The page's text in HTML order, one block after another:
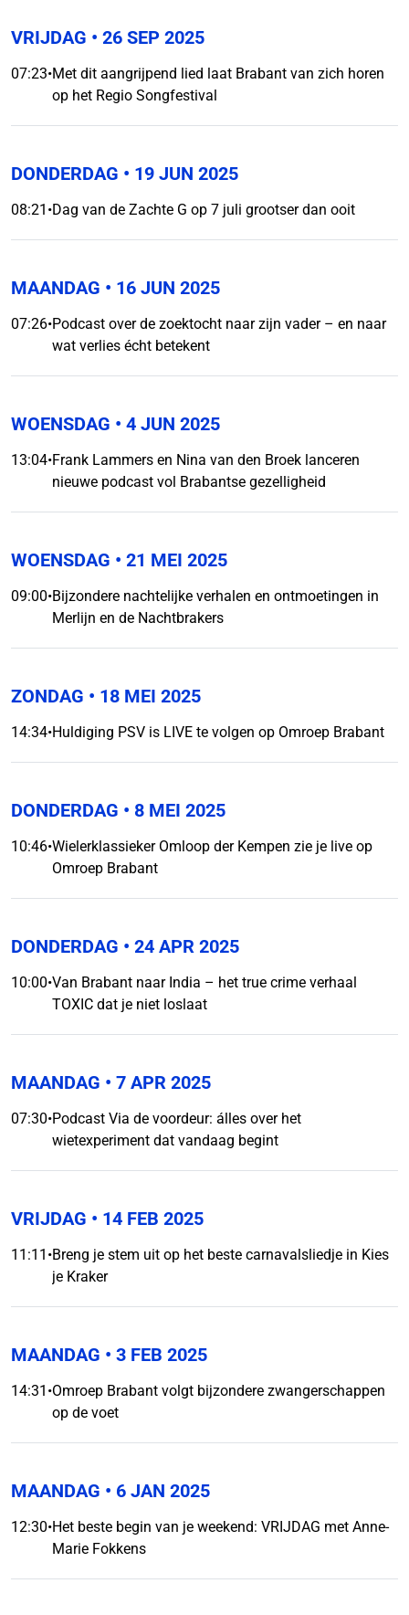
VRIJDAG • 26 SEP 2025
07:23•Met dit aangrijpend lied laat Brabant van zich horen
op het Regio Songfestival
DONDERDAG • 19 JUN 2025
08:21 •Dag van de Zachte G op 7 juli grootser dan ooit
MAANDAG • 16 JUN 2025
07:26•Podcast over de zoektocht naar zijn vader – en naar
wat verlies écht betekent
WOENSDAG • 4 JUN 2025
13:04•Frank Lammers en Nina van den Broek lanceren
nieuwe podcast vol Brabantse gezelligheid
WOENSDAG • 21 MEI 2025
09:00•Bijzondere nachtelijke verhalen en ontmoetingen in
Merlijn en de Nachtbrakers
ZONDAG • 18 MEI 2025
14:34•Huldiging PSV is LIVE te volgen op Omroep Brabant
DONDERDAG • 8 MEI 2025
10:46•Wielerklassieker Omloop der Kempen zie je live op
Omroep Brabant
DONDERDAG • 24 APR 2025
10:00•Van Brabant naar India – het true crime verhaal
TOXIC dat je niet loslaat
MAANDAG • 7 APR 2025
07:30•Podcast Via de voordeur: álles over het
wietexperiment dat vandaag begint
VRIJDAG • 14 FEB 2025
11:11 •Breng je stem uit op het beste carnavalsliedje in Kies
je Kraker
MAANDAG • 3 FEB 2025
14:31 •Omroep Brabant volgt bijzondere zwangerschappen
op de voet
MAANDAG • 6 JAN 2025
12:30•Het beste begin van je weekend: VRIJDAG met Anne-
Marie Fokkens